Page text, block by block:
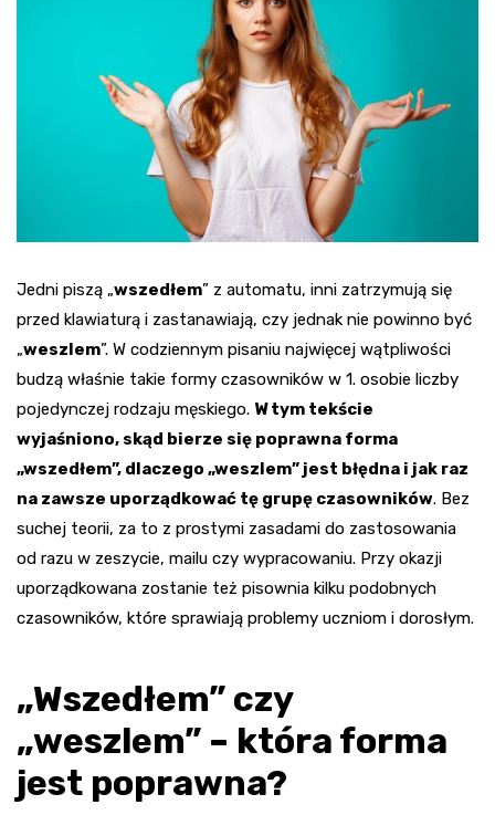
Jedni piszą „wszedłem” z automatu, inni zatrzymują się
przed klawiaturą i zastanawiają, czy jednak nie powinno być
„weszlem”. W codziennym pisaniu najwięcej wątpliwości
budzą właśnie takie formy czasowników w 1. osobie liczby
pojedynczej rodzaju męskiego. W tym tekście
wyjaśniono, skąd bierze się poprawna forma
„wszedłem”, dlaczego „weszlem” jest błędna i jak raz
na zawsze uporządkować tę grupę czasowników. Bez
suchej teorii, za to z prostymi zasadami do zastosowania
od razu w zeszycie, mailu czy wypracowaniu. Przy okazji
uporządkowana zostanie też pisownia kilku podobnych
czasowników, które sprawiają problemy uczniom i dorosłym.
„Wszedłem” czy
„weszlem” – która forma
jest poprawna?